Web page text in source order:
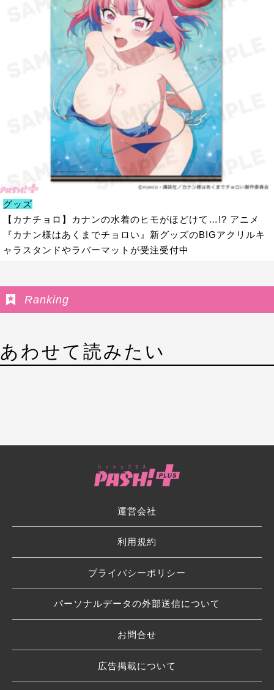
グッズ
【カナチョロ】カナンの水着のヒモがほどけて…!? アニメ
『カナン様はあくまでチョロい』新グッズのBIGアクリルキ
ャラスタンドやラバーマットが受注受付中
Ranking
あわせて読みたい
運営会社
利用規約
プライバシーポリシー
パーソナルデータの外部送信について
お問合せ
広告掲載について